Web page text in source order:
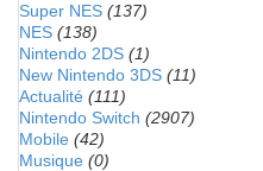
Super NES (137)
NES (138)
Nintendo 2DS (1)
New Nintendo 3DS (11)
Actualité (111)
Nintendo Switch (2907)
Mobile (42)
Musique (0)